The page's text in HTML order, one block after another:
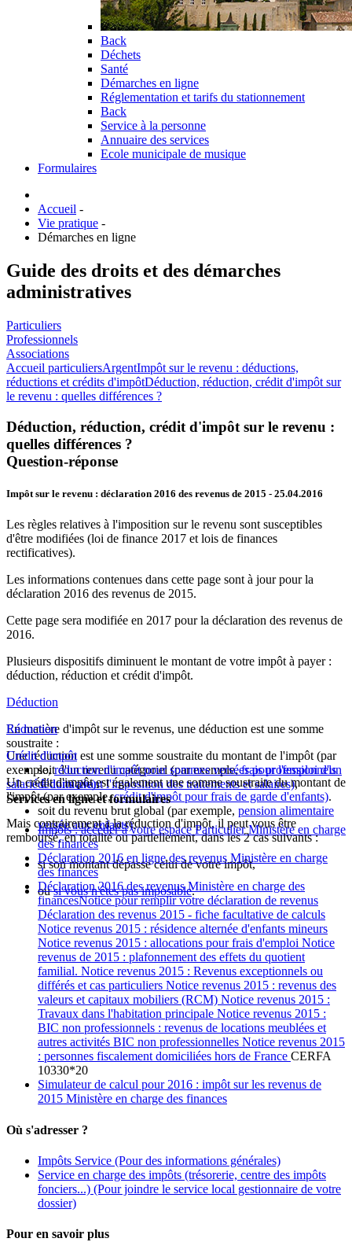
Back
Déchets
Santé
Démarches en ligne
Réglementation et tarifs du stationnement
Back
Service à la personne
Annuaire des services
Ecole municipale de musique
Formulaires
Accueil -
Vie pratique -
Démarches en ligne
Guide des droits et des démarches
administratives
Particuliers
Professionnels
Associations
Accueil particuliersArgentImpôt sur le revenu : déductions,
réductions et crédits d'impôtDéduction, réduction, crédit d'impôt sur
le revenu : quelles différences ?
Déduction, réduction, crédit d'impôt sur le revenu :
quelles différences ?
Question-réponse
Impôt sur le revenu : déclaration 2016 des revenus de 2015 - 25.04.2016
Les règles relatives à l'imposition sur le revenu sont susceptibles
d'être modifiées (loi de finance 2017 et lois de finances
rectificatives).
Les informations contenues dans cette page sont à jour pour la
déclaration 2016 des revenus de 2015.
Cette page sera modifiée en 2017 pour la déclaration des revenus de
2016.
Plusieurs dispositifs diminuent le montant de votre impôt à payer :
déduction, réduction et crédit d'impôt.
Déduction
En matière d'impôt sur le revenus, une déduction est une somme
soustraite :
soit d'un revenu catégoriel (par exemple,frais professionnels
déduits avant l'imposition des traitements et salaires),
soit du revenu brut global (par exemple, pension alimentaire
versée aux enfants).
Réduction
Une réduction est une somme soustraite du montant de l'impôt (par
exemple,réduction d'impôt pour sommes versées pour l'emploi d'un
salarié à domicile).
Crédit d'impôt
Un crédit d'impôt est également une somme soustraite du montant de
l'impôt (par exemple,crédit d'impôt pour frais de garde d'enfants).
Mais contrairement à la réduction d'impôt, il peut vous être
remboursé, en totalité ou partiellement, dans les 2 cas suivants :
si son montant dépasse celui de votre impôt,
ousi vous n'êtes pas imposable.
Services en ligne et formulaires
Impôts : accéder à votre espace Particulier Ministère en charge
des finances
Déclaration 2016 en ligne des revenus Ministère en charge
des finances
Déclaration 2016 des revenus Ministère en charge des
financesNotice pour remplir votre déclaration de revenus
Déclaration des revenus 2015 - fiche facultative de calculs
Notice revenus 2015 : résidence alternée d'enfants mineurs
Notice revenus 2015 : allocations pour frais d'emploi Notice
revenus de 2015 : plafonnement des effets du quotient
familial. Notice revenus 2015 : Revenus exceptionnels ou
différés et cas particuliers Notice revenus 2015 : revenus des
valeurs et capitaux mobiliers (RCM) Notice revenus 2015 :
Travaux dans l'habitation principale Notice revenus 2015 :
BIC non professionnels : revenus de locations meublées et
autres activités BIC non professionnelles Notice revenus 2015
: personnes fiscalement domiciliées hors de France CERFA
10330*20
Simulateur de calcul pour 2016 : impôt sur les revenus de
2015 Ministère en charge des finances
Où s'adresser ?
Impôts Service (Pour des informations générales)
Service en charge des impôts (trésorerie, centre des impôts
fonciers...) (Pour joindre le service local gestionnaire de votre
dossier)
Pour en savoir plus